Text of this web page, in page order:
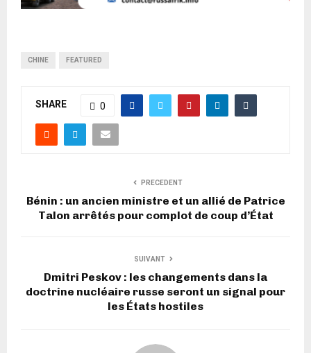
CHINE FEATURED
SHARE 0
PRECEDENT
Bénin : un ancien ministre et un allié de Patrice
Talon arrêtés pour complot de coup d’État
SUIVANT
Dmitri Peskov : les changements dans la
doctrine nucléaire russe seront un signal pour
les États hostiles